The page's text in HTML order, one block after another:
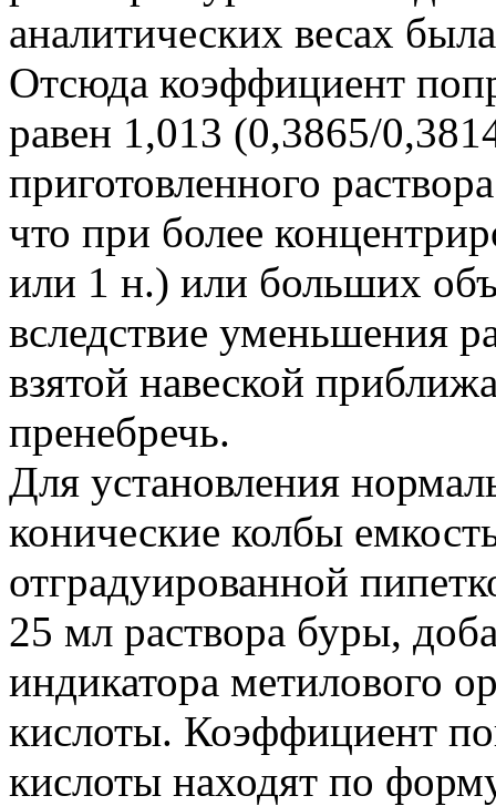
аналитических весах
Отсюда коэффициент
равен 1,013 (0,3865/
приготовленного
что при более
или 1 н.) или больших
вследствие уменьшения
взятой навеской
пренебречь.
Для установления
конические колбы
отградуированной
25 мл раствора буры,
индикатора метилового
кислоты. Коэффициент
кислоты находят по